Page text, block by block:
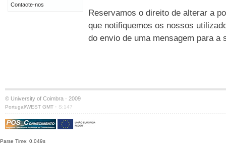
Reservamos o direito de alterar a
que notifiquemos os nossos
do envio de uma mensagem para
Contacte-nos
© University of Coimbra · 2009
Portugal/WEST GMT · S:147
Parse Time: 0.049s